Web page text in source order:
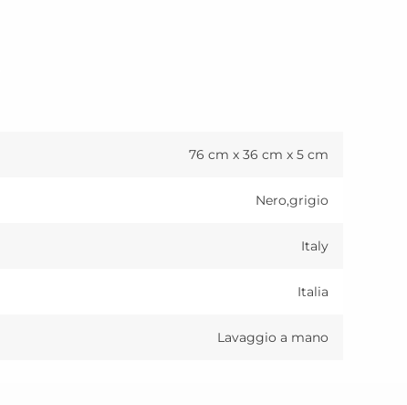
76 cm x 36 cm x 5 cm
Nero,grigio
Italy
Italia
Lavaggio a mano